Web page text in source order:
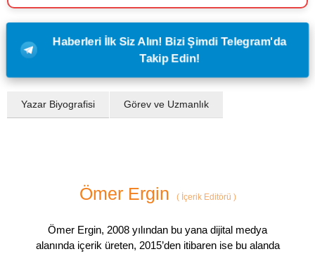
Haberleri İlk Siz Alın! Bizi Şimdi Telegram'da
Takip Edin!
Yazar Biyografisi Görev ve Uzmanlık
Ömer Ergin (İçerik Editörü )
Ömer Ergin, 2008 yılından bu yana dijital medya
alanında içerik üreten, 2015’den itibaren ise bu alanda